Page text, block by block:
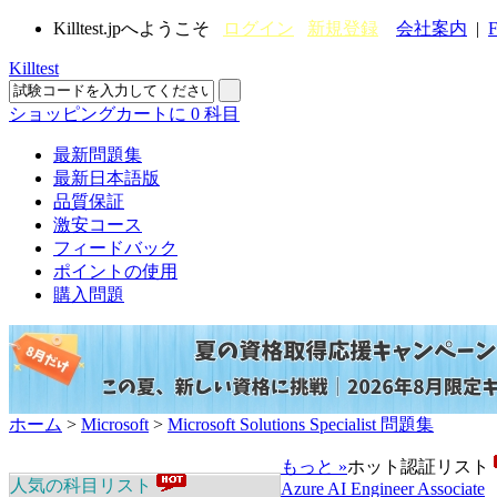
Killtest.jpへようこそ ログイン 新規登録 会社案内 |
Killtest
ショッピングカートに 0 科目
最新問題集
最新日本語版
品質保証
激安コース
フィードバック
ポイントの使用
購入問題
ホーム > Microsoft > Microsoft Solutions Specialist 問題集
人気の科目リスト
もっと »ホット認証リスト
Azure AI Engineer Associate